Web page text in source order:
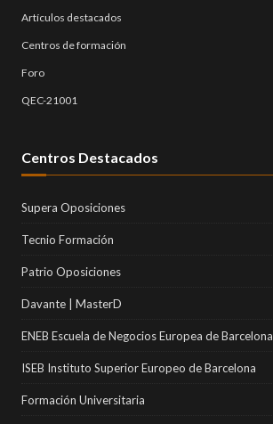
Artículos destacados
Centros de formación
Foro
QEC-21001
Centros Destacados
Supera Oposiciones
Tecnio Formación
Patrio Oposiciones
Davante | MasterD
ENEB Escuela de Negocios Europea de Barcelona
ISEB Instituto Superior Europeo de Barcelona
Formación Universitaria